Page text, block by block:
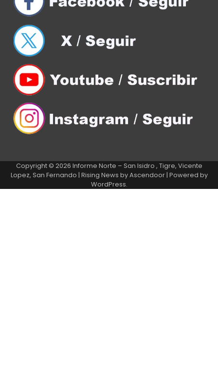
Copyright © 2026 Informe Norte – San Isidro , Tigre, Vicente
Lopez, San Fernando | Rising News byAscendoor| Powered by
WordPress.